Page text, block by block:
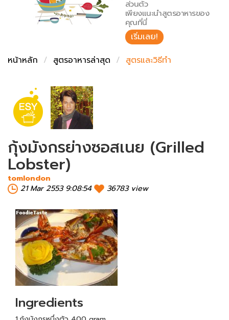
เปรียบเทียบน้ำหนักวัตถุดิบ
ส่วนตัว
เพียงแนะนำสูตรอาหารของ
คุณที่นี่
เริ่มเลย!
หน้าหลัก
สูตรอาหารล่าสุด สูตรและวิธีทำ
กุ้งมังกรย่างซอสเนย (Grilled
Lobster)
tomlondon
21 Mar 2553 9:08:54
36783 view
Ingredients